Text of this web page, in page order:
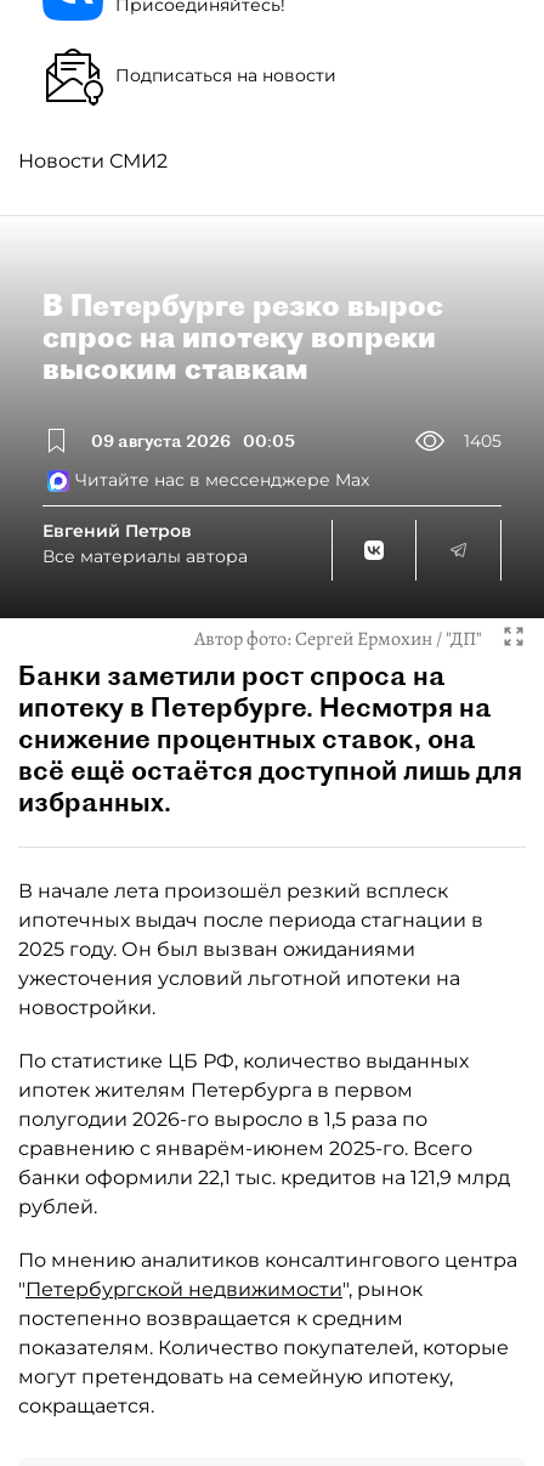
Подписаться на новости
Новости СМИ2
В Петербурге резко вырос
спрос на ипотеку вопреки
высоким ставкам
09 августа 2026 00:05
1405
Читайте нас в мессенджере Max
Евгений Петров
Все материалы автора
Автор фото:Сергей Ермохин / "ДП"
Банки заметили рост спроса на
ипотеку в Петербурге. Несмотря на
снижение процентных ставок, она
всё ещё остаётся доступной лишь для
избранных.
В начале лета произошёл резкий всплеск
ипотечных выдач после периода стагнации в
2025 году. Он был вызван ожиданиями
ужесточения условий льготной ипотеки на
новостройки.
По статистике ЦБ РФ, количество выданных
ипотек жителям Петербурга в первом
полугодии 2026-го выросло в 1,5 раза по
сравнению с январём-июнем 2025-го. Всего
банки оформили 22,1 тыс. кредитов на 121,9 млрд
рублей.
По мнению аналитиков консалтингового центра
"Петербургской недвижимости", рынок
постепенно возвращается к средним
показателям. Количество покупателей, которые
могут претендовать на семейную ипотеку,
сокращается.